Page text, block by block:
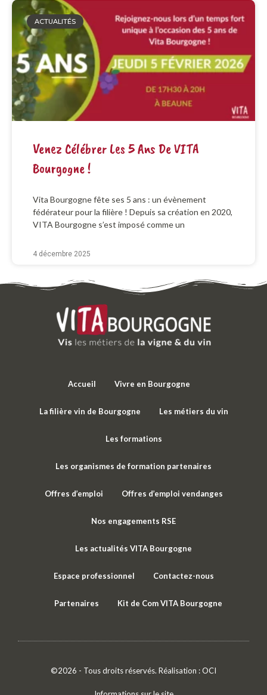
ACTUALITÉS
Venez Célébrer Les 5 Ans De VITA
Bourgogne !
Vita Bourgogne fête ses 5 ans : un évènement
fédérateur pour la filière ! Depuis sa création en 2020,
VITA Bourgogne s’est imposé comme un
4 décembre 2025
Accueil Vivre en Bourgogne
La filière vin de Bourgogne Les métiers du vin
Les formations
Les organismes de formation partenaires
Offres d’emploi Offres d’emploi vendanges
Nos engagements RSE
Les actualités VITA Bourgogne
Espace professionnel Contactez-nous
Partenaires Kit de Com VITA Bourgogne
©2026 - Tous droits réservés. Réalisation :OCI